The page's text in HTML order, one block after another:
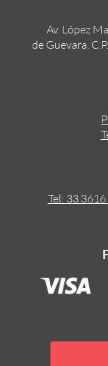
Av. López
de Guevara.
Tel: 33 3616